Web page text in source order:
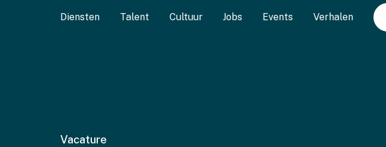
Diensten Talent Cultuur Jobs Events Verhalen
Vacature